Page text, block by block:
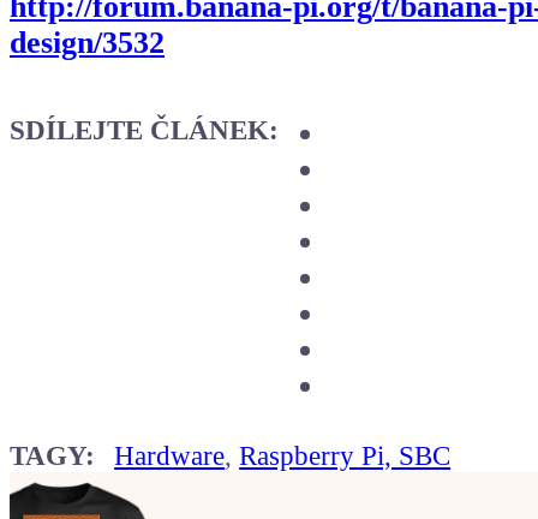
design/3532
SDÍLEJTE ČLÁNEK:
TAGY: Hardware,Raspberry Pi, SBC